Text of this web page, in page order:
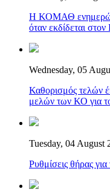
Η ΚΟΜΑΘ
όταν εκδίδεται
Wednesday, 05
Καθορισμός τελών
μελών των ΚΟ για
Tuesday, 04 August
Ρυθμίσεις θήρας